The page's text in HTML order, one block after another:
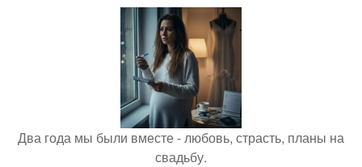
Два года мы были вместе - любовь, страсть, планы на
свадьбу.